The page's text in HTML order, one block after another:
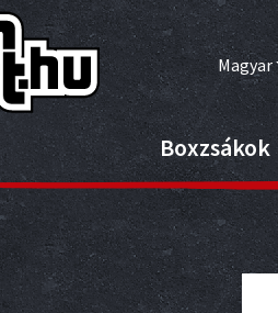
Magyar
Boxzsákok